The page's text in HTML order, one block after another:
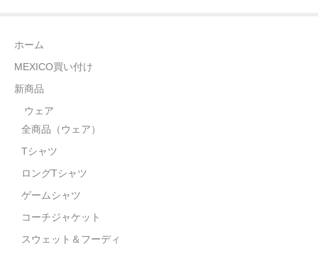
ORIGINAL
STILL 90’s
Brown Pride
全商品（ORIGINAL）
ハニーカムトライプ
ホーム
MEXICO買い付け
新商品
ウェア
全商品（ウェア）
Tシャツ
ロングTシャツ
ゲームシャツ
コーチジャケット
スウェット＆フーディ